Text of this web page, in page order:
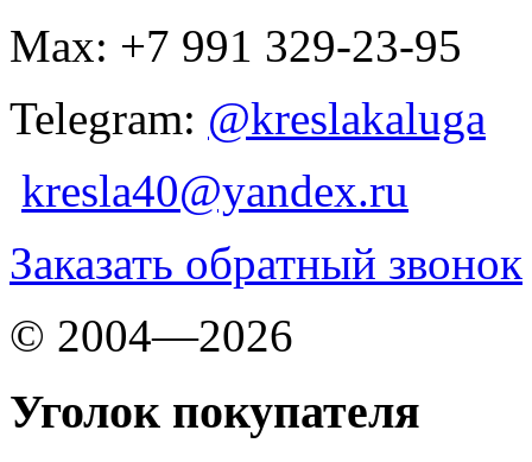
Max: +7 991 329-23-95
Telegram: @kreslakaluga
kresla40@yandex.ru
Заказать обратный звонок
© 2004—2026
Уголок покупателя